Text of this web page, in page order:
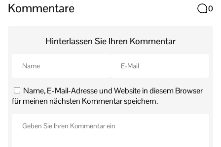
Kommentare 0
Hinterlassen Sie Ihren Kommentar
Name, E-Mail-Adresse und Website in diesem Browser
für meinen nächsten Kommentar speichern.